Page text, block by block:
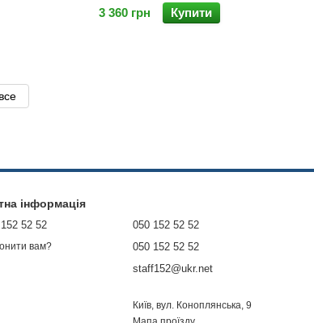
3 360 грн
Купити
інформація
52 52
вам?
050 152 52 52
050 152 52 52
staff152@ukr.net
Київ, вул. Коноплянська, 9